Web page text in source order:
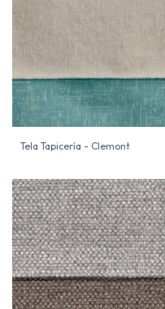
Tela Tapicería - Clemont